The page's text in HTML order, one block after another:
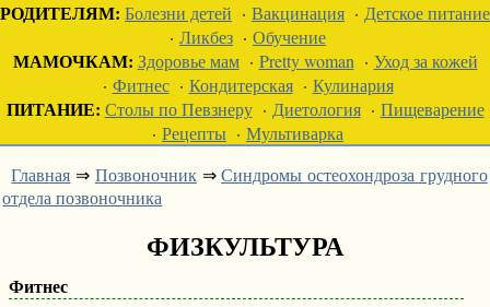
РОДИТЕЛЯМ: Болезни детей · Вакцинация · Детское питание
· Ликбез · Обучение
МАМОЧКАМ: Здоровье мам· Pretty woman · Уход за кожей
· Фитнес· Кондитерская· Кулинария
ПИТАНИЕ: Столы по Певзнеру· Диетология· Пищеварение
· Рецепты · Мультиварка
Главная ⇒ Позвоночник⇒Синдромы остеохондроза грудного
отдела позвоночника
ФИЗКУЛЬТУРА
Фитнес